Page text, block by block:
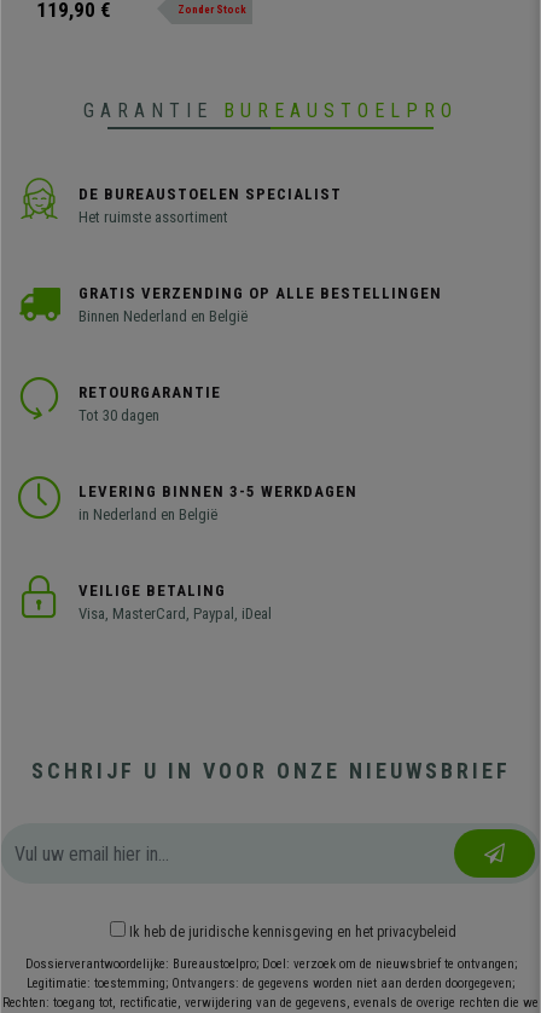
diverse kleuren.
119,90 € Zonder Stock
GARANTIE BUREAUSTOELPRO
DE BUREAUSTOELEN SPECIALIST
Het ruimste assortiment
GRATIS VERZENDING OP ALLE BESTELLINGEN
Binnen Nederland en België
RETOURGARANTIE
Tot 30 dagen
LEVERING BINNEN 3-5 WERKDAGEN
in Nederland en België
VEILIGE BETALING
Visa, MasterCard, Paypal, iDeal
SCHRIJF U IN VOOR ONZE NIEUWSBRIEF
Ik heb de juridische kennisgeving en het privacybeleid
Dossierverantwoordelijke: Bureaustoelpro; Doel: verzoek om de nieuwsbrief te ontvangen;
Legitimatie: toestemming; Ontvangers: de gegevens worden niet aan derden doorgegeven;
Rechten: toegang tot, rectificatie, verwijdering van de gegevens, evenals de overige rechten die we